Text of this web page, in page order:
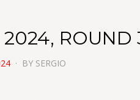
2024, ROUND
BY SERGIO